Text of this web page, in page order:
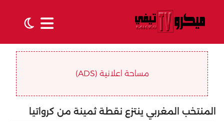
مساحة اعلانية (ADS)
المنتخب المغربي ينتزع نقطة ثمينة من كرواتيا